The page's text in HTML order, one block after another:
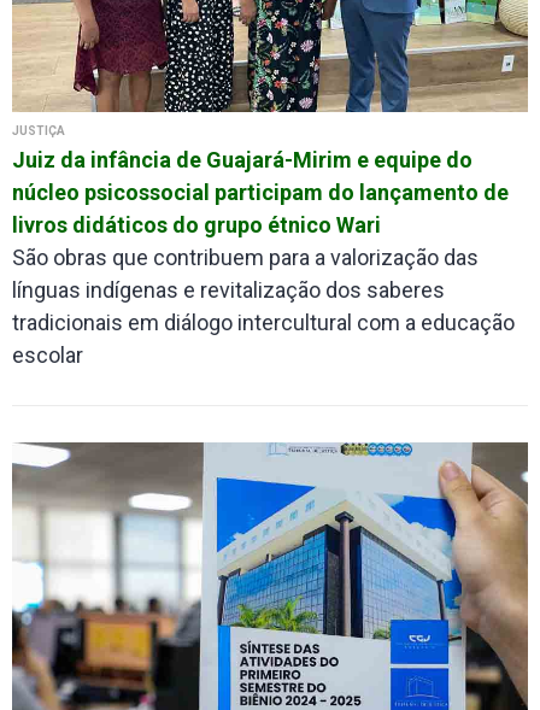
JUSTIÇA
Juiz da infância de Guajará-Mirim e equipe do
núcleo psicossocial participam do lançamento de
livros didáticos do grupo étnico Wari
São obras que contribuem para a valorização das
línguas indígenas e revitalização dos saberes
tradicionais em diálogo intercultural com a educação
escolar